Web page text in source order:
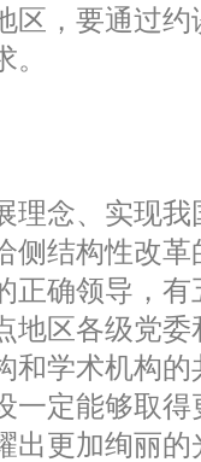
区，要通过
理念、实现
侧结构性改
正确领导，
地区各级党
和学术机构
一定能够取
出更加绚丽的